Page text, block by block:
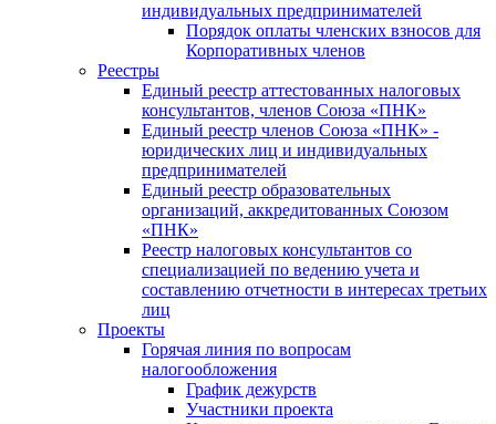
индивидуальных предпринимателей
Порядок оплаты членских взносов для
Корпоративных членов
Реестры
Единый реестр аттестованных налоговых
консультантов, членов Союза «ПНК»
Единый реестр членов Союза «ПНК» -
юридических лиц и индивидуальных
предпринимателей
Единый реестр образовательных
организаций, аккредитованных Союзом
«ПНК»
Реестр налоговых консультантов со
специализацией по ведению учета и
составлению отчетности в интересах третьих
лиц
Проекты
Горячая линия по вопросам
налогообложения
График дежурств
Участники проекта